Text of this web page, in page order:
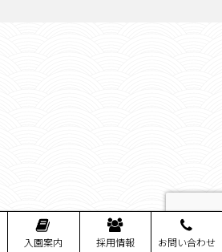
入園案内 採用情報 お問い合わせ